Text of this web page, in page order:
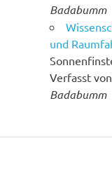
Badabumm
und
Verfasst
Badabumm